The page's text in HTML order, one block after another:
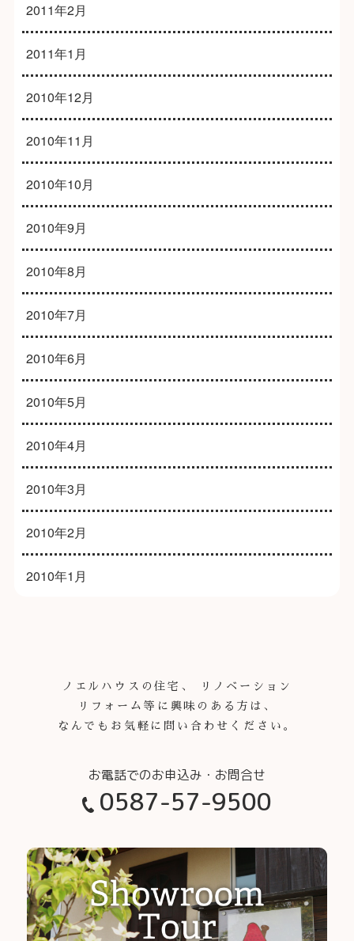
2011年2月
2011年1月
2010年12月
2010年11月
2010年10月
2010年9月
2010年8月
2010年7月
2010年6月
2010年5月
2010年4月
2010年3月
2010年2月
2010年1月
ノエルハウスの住宅、 リノベーション
リフォーム等に興味のある方は、
なんでもお気軽に問い合わせください。
0587-57-9500